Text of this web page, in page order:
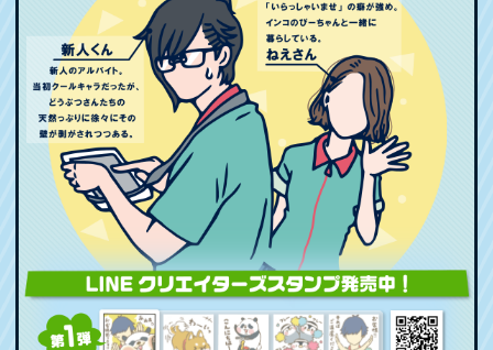
プレスリリース よくあるご質問
ビジネスのお客様
閉じる